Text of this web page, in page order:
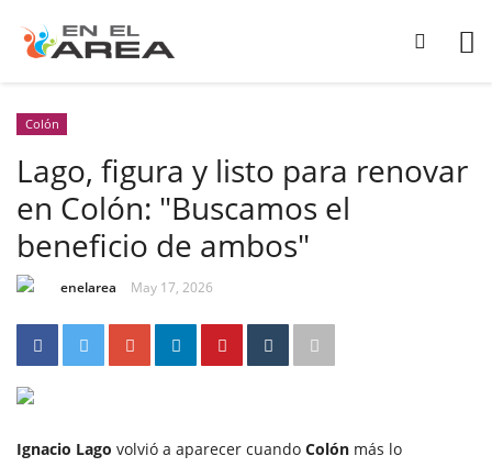
Colón
Lago, figura y listo para renovar
en Colón: "Buscamos el
beneficio de ambos"
enelarea May 17, 2026
Ignacio Lago volvió a aparecer cuando Colón más lo